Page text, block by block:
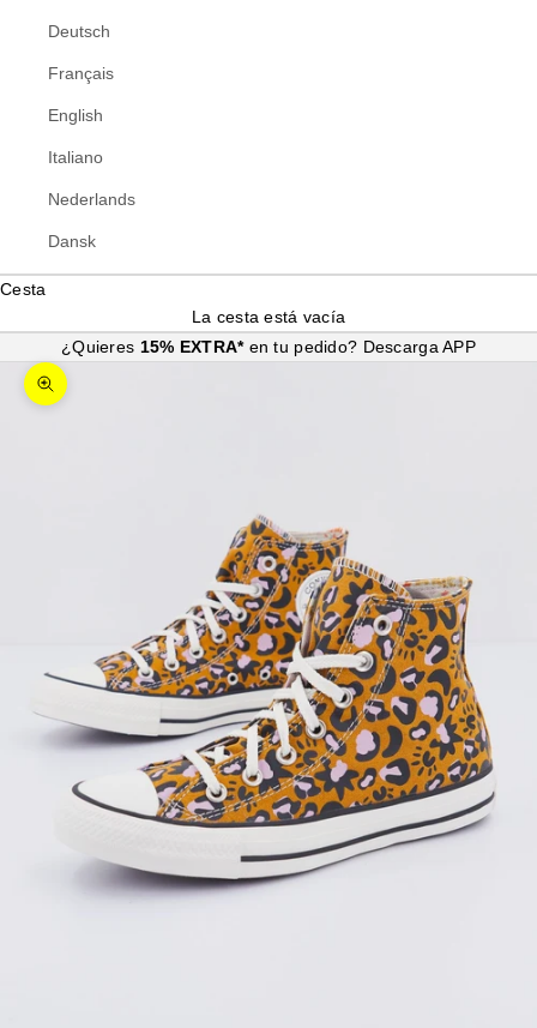
Deutsch
Français
English
Italiano
Nederlands
Dansk
Cesta
La cesta está vacía
¿Quieres 15% EXTRA* en tu pedido? Descarga APP
Zoom